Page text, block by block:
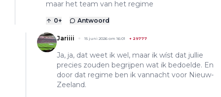
maar het team van het regime
0+ Antwoord
Jariiii 15 juni 2026 om 16:01 + 29777
Ja, ja, dat weet ik wel, maar ik wíst dat jullie
precies zouden begrijpen wat ik bedoelde. En
door dat regime ben ik vannacht voor Nieuw-
Zeeland.